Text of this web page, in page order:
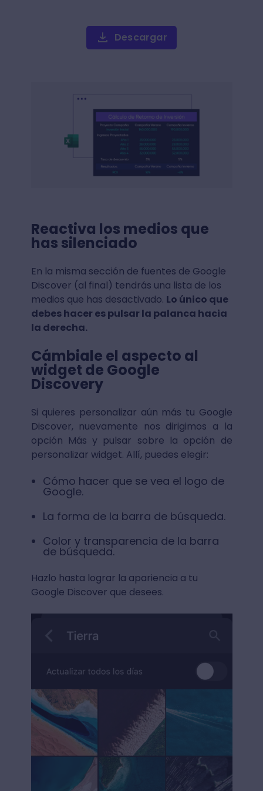
Descargar
Reactiva los medios que
has silenciado
En la misma sección de fuentes de Google
Discover (al final) tendrás una lista de los
medios que has desactivado. Lo único que
debes hacer es pulsar la palanca hacia
la derecha.
Cámbiale el aspecto al
widget de Google
Discovery
Si quieres personalizar aún más tu Google
Discover, nuevamente nos dirigimos a la
opción Más y pulsar sobre la opción de
personalizar widget. Allí, puedes elegir:
Cómo hacer que se vea el logo de
Google.
La forma de la barra de búsqueda.
Color y transparencia de la barra
de búsqueda.
Hazlo hasta lograr la apariencia a tu
Google Discover que desees.